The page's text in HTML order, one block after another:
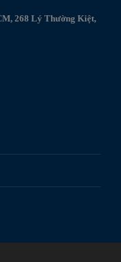
268 Lý Thường Kiệt,